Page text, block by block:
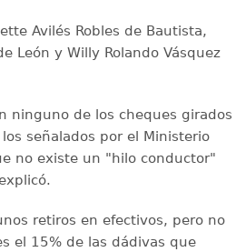
Avilés Robles de Bautista,
León y Willy Rolando Vásquez
ninguno de los cheques girados
señalados por el Ministerio
no existe un "hilo conductor"
retiros en efectivos, pero no
el 15% de las dádivas que